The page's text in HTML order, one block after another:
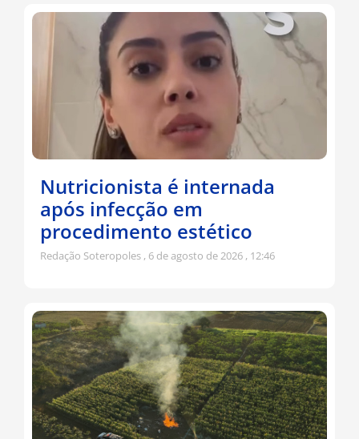
Nutricionista é internada
após infecção em
procedimento estético
Redação Soteropoles 6 de agosto de 2026 12:46